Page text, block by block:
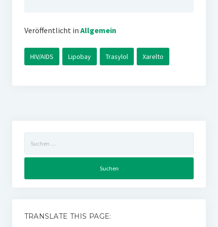
Veröffentlicht in Allgemein
HIV/AIDS Lipobay Trasylol Xarelto
nach:
TRANSLATE THIS PAGE: